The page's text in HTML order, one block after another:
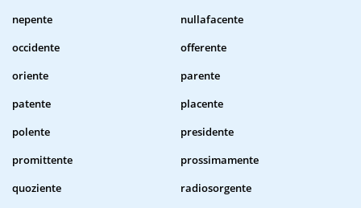
nepente
nullafacente
occidente
offerente
oriente
parente
patente
placente
polente
presidente
promittente
prossimamente
quoziente
radiosorgente